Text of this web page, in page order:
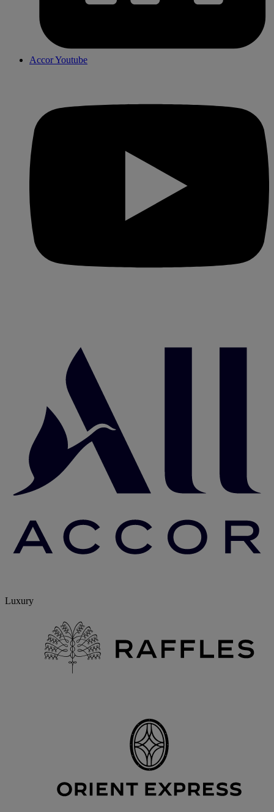
Accor Youtube
Luxury